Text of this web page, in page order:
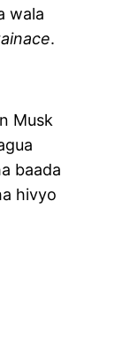
wala
.
Musk
baada
hivyo